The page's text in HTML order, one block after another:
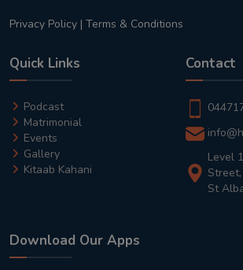
Privacy Policy | Terms & Conditions
Quick Links
Podcast
Matrimonial
Events
Gallery
Kitaab Kahani
Contact
Level
Street,
St
Download Our Apps